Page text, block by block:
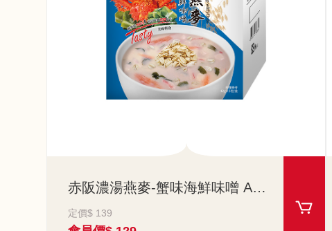
赤阪濃湯燕麥-蟹味海鮮味噌 Akasaka Soup with Oats-Crab Seafood Miso
定價$ 139